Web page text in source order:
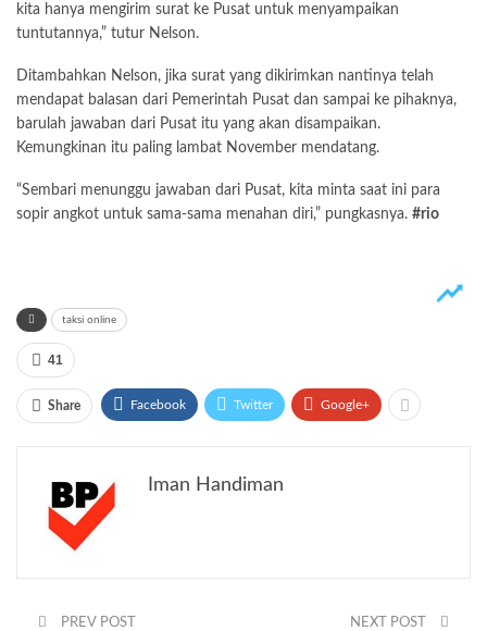
kita hanya mengirim surat ke Pusat untuk menyampaikan
tuntutannya,” tutur Nelson.
Ditambahkan Nelson, jika surat yang dikirimkan nantinya telah
mendapat balasan dari Pemerintah Pusat dan sampai ke pihaknya,
barulah jawaban dari Pusat itu yang akan disampaikan.
Kemungkinan itu paling lambat November mendatang.
“Sembari menunggu jawaban dari Pusat, kita minta saat ini para
sopir angkot untuk sama-sama menahan diri,” pungkasnya. #rio
taksi online
41
Share Facebook Twitter Google+
Iman Handiman
PREV POST NEXT POST